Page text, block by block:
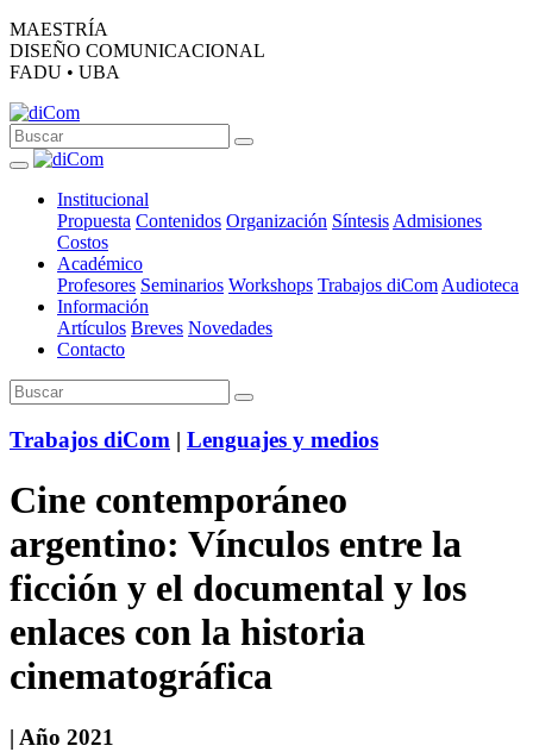
MAESTRÍA
DISEÑO COMUNICACIONAL
FADU • UBA
Institucional
Propuesta Contenidos Organización Síntesis Admisiones
Costos
Académico
Profesores Seminarios Workshops Trabajos diCom Audioteca
Información
Artículos Breves Novedades
Contacto
Trabajos diCom | Lenguajes y medios
Cine contemporáneo
argentino: Vínculos entre la
ficción y el documental y los
enlaces con la historia
cinematográfica
| Año 2021